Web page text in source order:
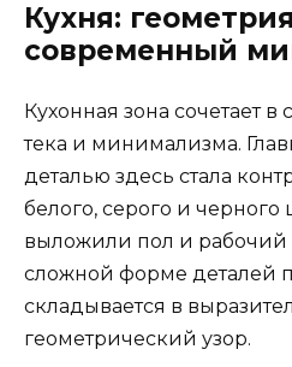
Кухня:
современный
Кухонная зона сочетает
тека и минимализма.
деталью здесь стала
белого, серого и черного
выложили пол и рабочий
сложной форме деталей
складывается в
геометрический узор.